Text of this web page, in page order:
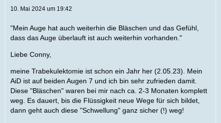
10. Mai 2024 um 19:42
"Mein Auge hat auch weiterhin die Bläschen und das Gefühl,
dass das Auge überlauft ist auch weiterhin vorhanden."
Liebe Conny,
meine Trabekulektomie ist schon ein Jahr her (2.05.23). Mein
AiD ist auf beiden Augen 7 und ich bin sehr zufrieden damit.
Diese "Bläschen" waren bei mir nach ca. 2-3 Monaten komplett
weg. Es dauert, bis die Flüssigkeit neue Wege für sich bildet,
dann geht auch diese "Schwellung" ganz sicher (!) weg!